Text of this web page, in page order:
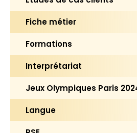
Fiche métier
Formations
Interprétariat
Jeux Olympiques Paris
Langue